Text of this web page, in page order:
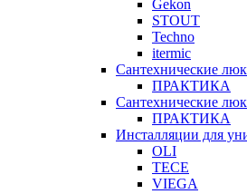
Gekon
STOUT
Techno
itermic
Сантехнические
ПРАКТИКА
Сантехнические
ПРАКТИКА
Инсталляции для
OLI
TECE
VIEGA